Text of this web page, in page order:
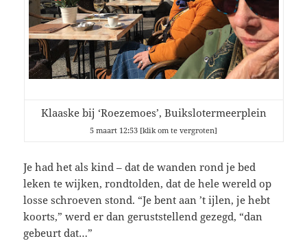
Klaaske bij ‘Roezemoes’, Buikslotermeerplein
5 maart 12:53 [klik om te vergroten]
Je had het als kind – dat de wanden rond je bed
leken te wijken, rondtolden, dat de hele wereld op
losse schroeven stond. “Je bent aan ’t ijlen, je hebt
koorts,” werd er dan geruststellend gezegd, “dan
gebeurt dat…”